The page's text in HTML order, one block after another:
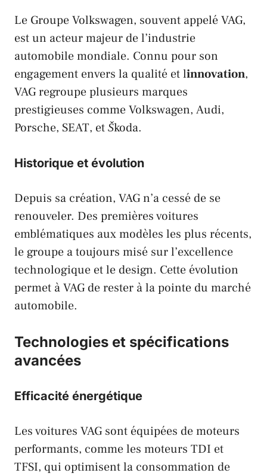
Le GroupeVolkswagen, souvent appeléVAG,
est un acteur majeur de l’industrie
automobile mondiale. Connu pour son
engagement envers la qualité et linnovation,
VAGregroupe plusieurs marques
prestigieuses commeVolkswagen, Audi,
Porsche, SEAT, etŠkoda.
Historique et évolution
Depuis sa création, VAGn’a cessé de se
renouveler. Des premières voitures
emblématiques aux modèles les plus récents,
le groupe a toujours misé sur l’excellence
technologique et le design. Cette évolution
permet àVAG de rester à la pointe du marché
automobile.
Technologies et spécifications
avancées
Efficacité énergétique
Les voitures VAG sont équipées de moteurs
performants, comme les moteurs TDI et
TFSI, qui optimisent la consommation de